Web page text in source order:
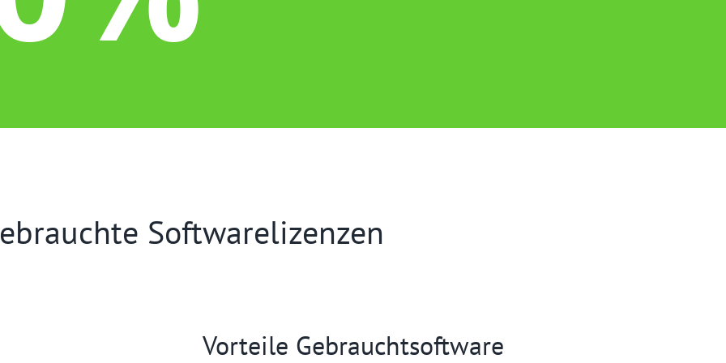
Softwarelizenzen
Vorteile Gebrauchtsoftware